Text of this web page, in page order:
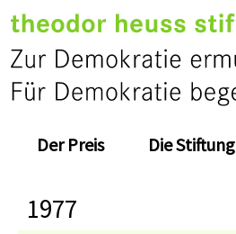
Der Preis Die Stiftung
1977